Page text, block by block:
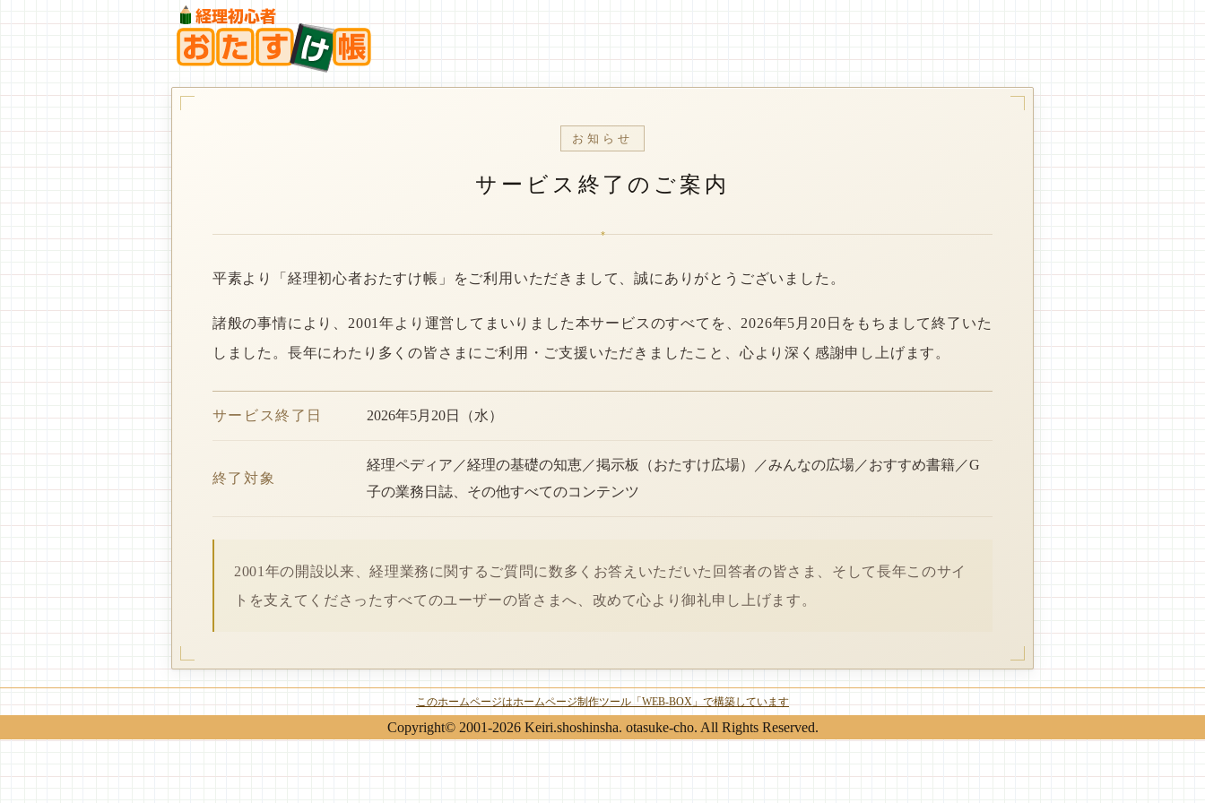
お知らせ
サービス終了のご案内
*
平素より「経理初心者おたすけ帳」をご利用いただきまして、誠にありがとうございました。
諸般の事情により、2001年より運営してまいりました本サービスのすべてを、2026年5月20日をもちまして終了いた
しました。長年にわたり多くの皆さまにご利用・ご支援いただきましたこと、心より深く感謝申し上げます。
サービス終了日 2026年5月20日（水）
終了対象
経理ペディア／経理の基礎の知恵／掲示板（おたすけ広場）／みんなの広場／おすすめ書籍／G
子の業務日誌、その他すべてのコンテンツ
2001年の開設以来、経理業務に関するご質問に数多くお答えいただいた回答者の皆さま、そして長年このサイ
トを支えてくださったすべてのユーザーの皆さまへ、改めて心より御礼申し上げます。
このホームページはホームページ制作ツール「WEB-BOX」で構築しています
Copyright© 2001-2026 Keiri.shoshinsha. otasuke-cho. All Rights Reserved.